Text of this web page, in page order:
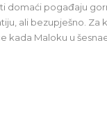
domaći pogađaju
ali bezupješno. Za
kada Maloku u